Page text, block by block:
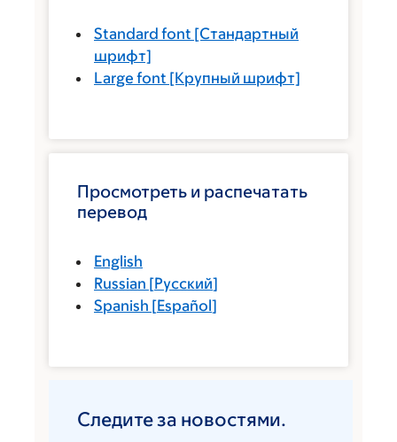
Standard font [Стандартный
шрифт]
Large font [Крупный шрифт]
Просмотреть и распечатать
перевод
English
Russian [Русский]
Spanish [Español]
Следите за новостями.